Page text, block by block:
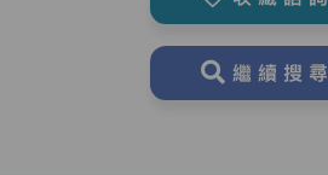
繼續搜尋